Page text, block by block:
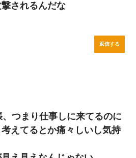
されるんだな
返信する
つまり仕事しに来てるのに
えてるとか痛々しいし気持